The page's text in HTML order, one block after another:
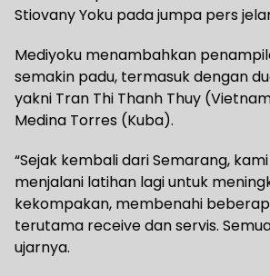
Stiovany Yoku pada jumpa pers
Mediyoku menambahkan
semakin padu, termasuk dengan
yakni Tran Thi Thanh Thuy
Medina Torres (Kuba).
“Sejak kembali dari Semarang,
menjalani latihan lagi untuk
kekompakan, membenahi
terutama receive dan servis.
ujarnya.